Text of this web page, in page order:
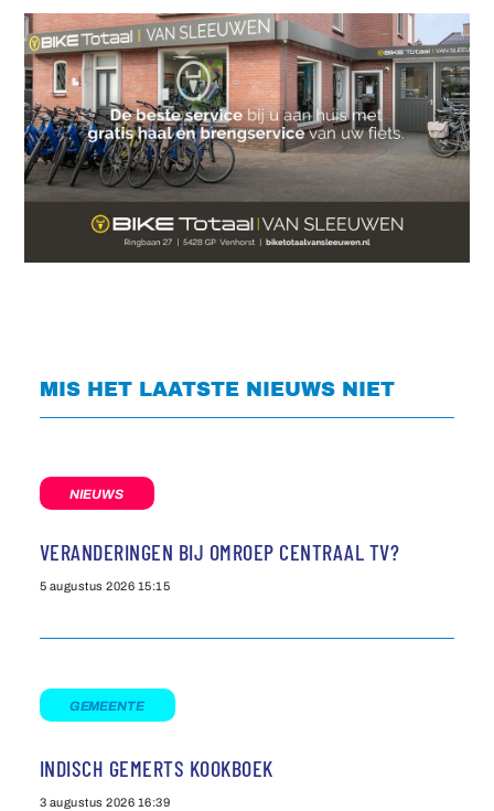
MIS HET LAATSTE NIEUWS NIET
NIEUWS
VERANDERINGEN BIJ OMROEP CENTRAAL TV?
5 augustus 2026 15:15
GEMEENTE
INDISCH GEMERTS KOOKBOEK
3 augustus 2026 16:39